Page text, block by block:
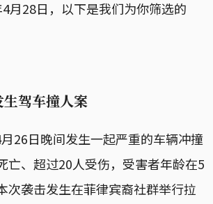
月28日，以下是我们为你筛选的
驾车撞人案
26日晚间发生一起严重的车辆冲撞
亡、超过20人受伤，受害者年龄在5
次袭击发生在菲律宾裔社群举行拉